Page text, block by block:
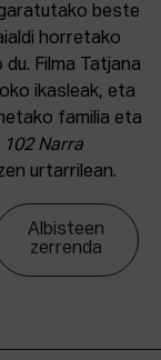
beste
horretako
Filma Tatjana
ikasleak, eta
familia eta
102 Narra
urtarrilean.
Albisteen
zerrenda